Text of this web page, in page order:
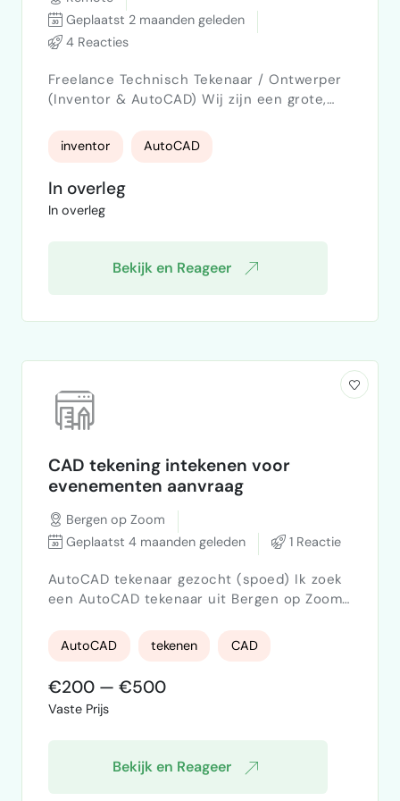
Geplaatst 2 maanden geleden
4 Reacties
Freelance Technisch Tekenaar / Ontwerper
(Inventor & AutoCAD) Wij zijn een grote,
grenzen van moderne productie verlegt.
productielijnen en installaties zoeken wij
gedreven freelance tekenaars met een
passie voor machinebouw en
uitvoeren, maar oo…
inventor AutoCAD
In overleg
In overleg
Bekijk en Reageer
CAD tekening intekenen voor
evenementen aanvraag
Bergen op Zoom
Geplaatst 4 maanden geleden
1 Reactie
AutoCAD tekenaar gezocht (spoed) Ik zoek
een AutoCAD tekenaar uit Bergen op Zoom
van een evenemententerrein kan uitwerken.
zijn zodat we direct aanpassingenkunnen
doen. Project voor gemeente
Best.Oplevering DWG + PDF. Reacties graag
AutoCAD tekenen CAD
€200 — €500
Vaste Prijs
Bekijk en Reageer